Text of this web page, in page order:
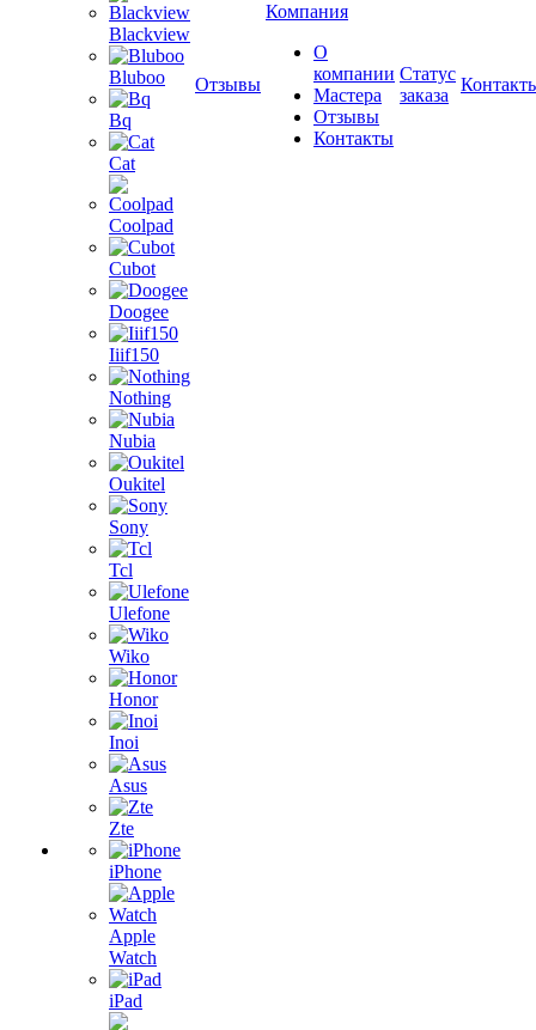
Blackview
Bluboo
Bq
Cat
Coolpad
Cubot
Doogee
Iiif150
Nothing
Nubia
Oukitel
Sony
Tcl
Ulefone
Wiko
Honor
Inoi
Asus
Zte
iPhone
Apple
Watch
iPad
Отзывы
Компания
О
компании
Мастера
Отзывы
Контакты
Статус
заказа